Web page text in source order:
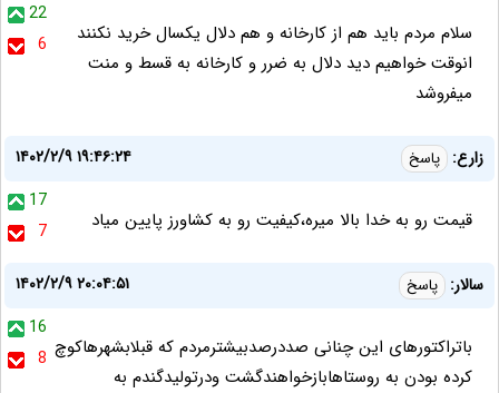
22
6
سلام مردم باید هم از کارخانه و هم دلال یکسال خرید نکنند
انوقت خواهیم دید دلال به ضرر و کارخانه به قسط و منت
میفروشد
زارع: پاسخ
۱۴۰۲/۲/۹ ۱۹:۴۶:۲۴
17
7
قیمت رو به خدا بالا میره،کیفیت رو به کشاورز پایین میاد
سالار: پاسخ
۱۴۰۲/۲/۹ ۲۰:۰۴:۵۱
16
8 باتراکتورهای این چنانی صددرصدبیشترمردم که قبلابشهرهاکوچ
کرده بودن به روستاهابازخواهندگشت ودرتولیدگندم به